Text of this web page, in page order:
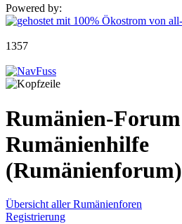
Powered by:
1357
Rumänien-Forum
Rumänienhilfe
(Rumänienforum)
Übersicht aller Rumänienforen
Registrierung